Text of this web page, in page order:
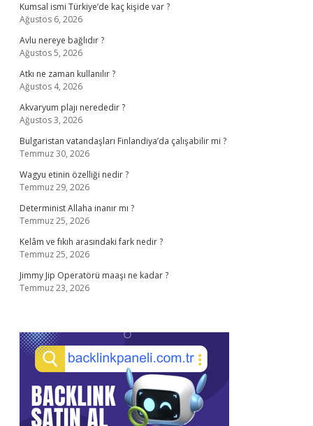
Kumsal ismi Türkiye’de kaç kişide var ?
Ağustos 6, 2026
Avlu nereye bağlıdır ?
Ağustos 5, 2026
Atkı ne zaman kullanılır ?
Ağustos 4, 2026
Akvaryum plajı nerededir ?
Ağustos 3, 2026
Bulgaristan vatandaşları Finlandiya’da çalışabilir mi ?
Temmuz 30, 2026
Wagyu etinin özelliği nedir ?
Temmuz 29, 2026
Determinist Allaha inanır mı ?
Temmuz 25, 2026
Kelâm ve fıkıh arasındaki fark nedir ?
Temmuz 25, 2026
Jimmy Jip Operatörü maaşı ne kadar ?
Temmuz 23, 2026